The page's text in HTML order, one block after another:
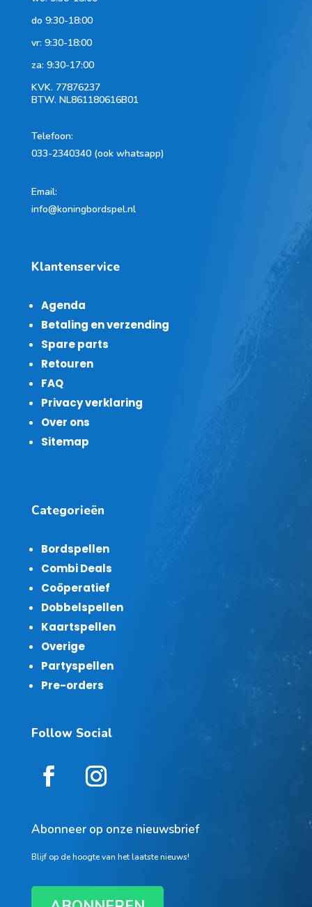
do 9:30-18:00
vr: 9:30-18:00
za: 9:30-17:00
KVK. 77876237
BTW. NL861180616B01
Telefoon:
033-2340340 (ook whatsapp)
Email:
info@koningbordspel.nl
Klantenservice
Agenda
Betaling en verzending
Spare parts
Retouren
FAQ
Privacy verklaring
Over ons
Sitemap
Categorieën
Bordspellen
Combi Deals
Coöperatief
Dobbelspellen
Kaartspellen
Overige
Partyspellen
Pre-orders
Follow Social
Abonneer op onze nieuwsbrief
Blijf op de hoogte van het laatste nieuws!